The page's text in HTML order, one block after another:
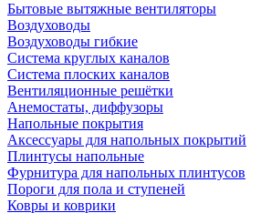
Бытовые вытяжные вентиляторы
Воздуховоды
Воздуховоды гибкие
Система круглых каналов
Система плоских каналов
Вентиляционные решётки
Анемостаты, диффузоры
Напольные покрытия
Аксессуары для напольных покрытий
Плинтусы напольные
Фурнитура для напольных плинтусов
Пороги для пола и ступеней
Ковры и коврики